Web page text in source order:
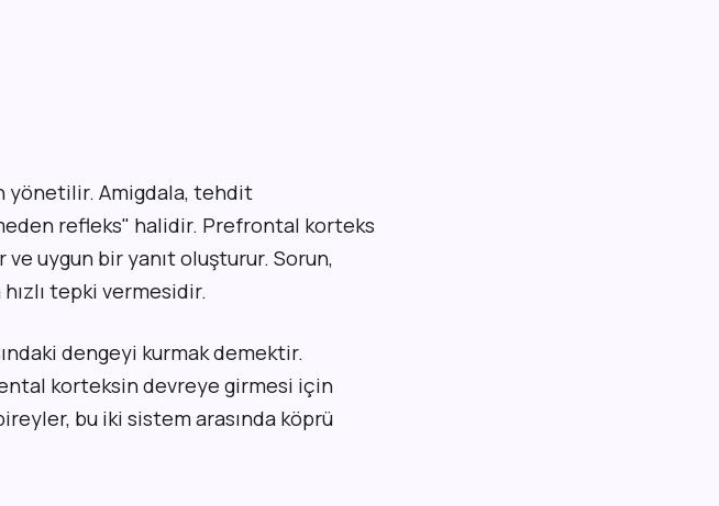
yönetilir. Amigdala, tehdit
refleks" halidir. Prefrontal korteks
uygun bir yanıt oluşturur. Sorun,
tepki vermesidir.
dengeyi kurmak demektir.
korteksin devreye girmesi için
bu iki sistem arasında köprü